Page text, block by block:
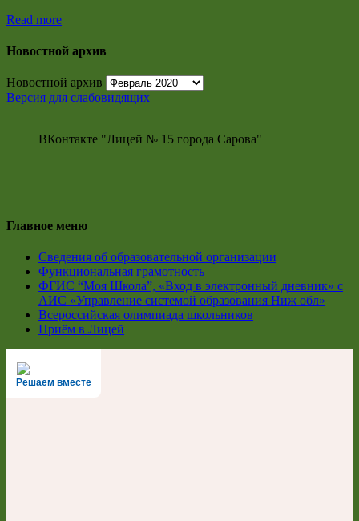
Read more
Новостной архив
Новостной архив
Версия для слабовидящих
ВКонтакте "Лицей № 15 города Сарова"
Главное меню
Сведения об образовательной организации
Функциональная грамотность
ФГИС “Моя Школа”, «Вход в электронный дневник» с
АИС «Управление системой образования Ниж обл»
Всероссийская олимпиада школьников
Приём в Лицей
Решаем вместе